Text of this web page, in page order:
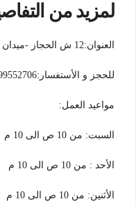
لمزيد من
العنوان:12 ش الحجاز -ميدان المحكمة -مصر الجديدة
للحجز و الأستفسار:01099552706
مواعيد العمل:
السبت: من 10 ص الى 10 م
الأحد : من 10 ص الى 10 م
الأثنين: من 10 ص الى 10 م